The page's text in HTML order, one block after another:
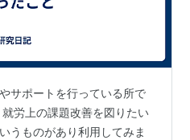
サポートを行っている所で
労上の課題改善を図りたい
うものがあり利用してみま